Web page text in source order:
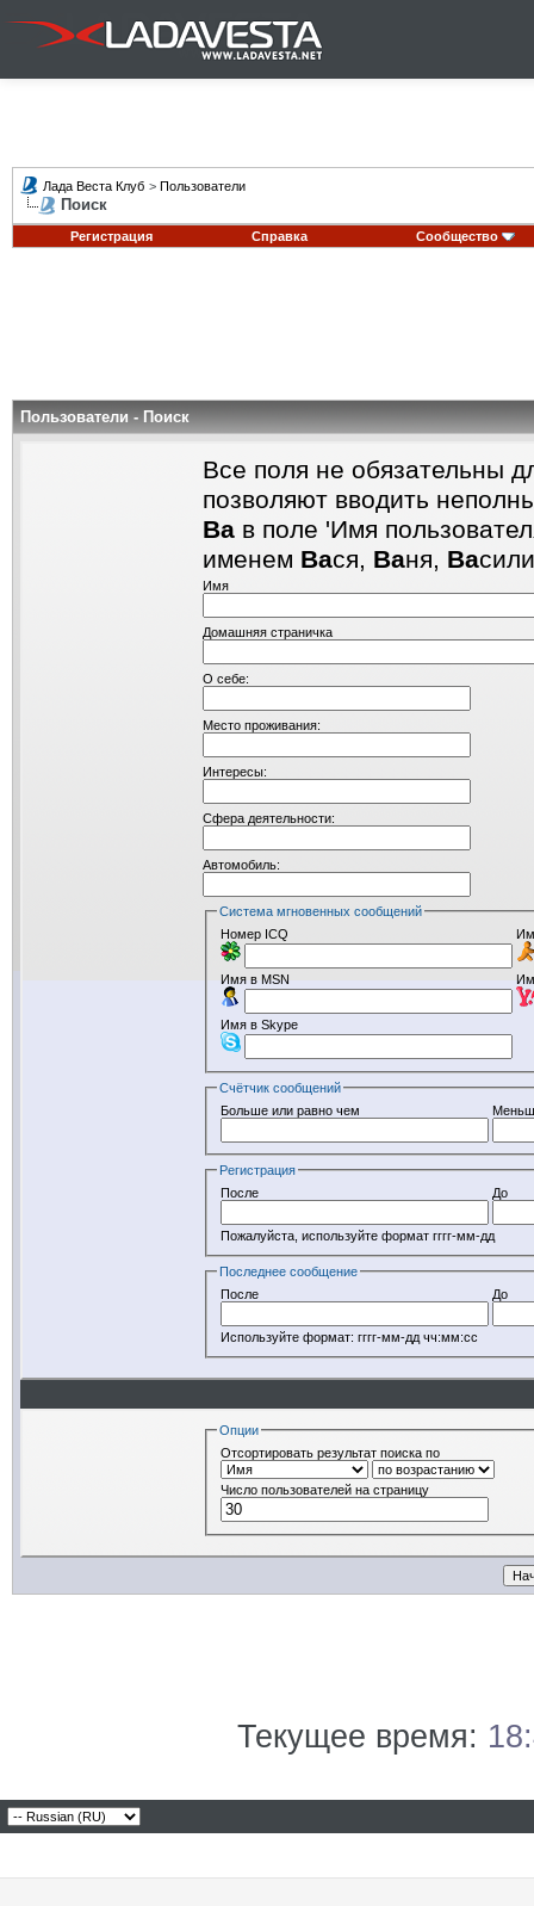
Лада Веста Клуб > Пользователи
Поиск
Регистрация Справка Сообщество
Пользователи - Поиск
Все поля не обязательны
позволяют вводить
Ва в поле 'Имя
именем Вася, Ваня, Ва
Имя
Домашняя страничка
О себе:
Место проживания:
Интересы:
Сфера деятельности:
Автомобиль:
Система мгновенных сообщений
Номер ICQ
Имя в MSN
Имя в Skype
Счётчик сообщений
Больше или равно чем
Регистрация
После
До
Пожалуйста, используйте формат гггг-мм-дд
Последнее сообщение
После
До
Используйте формат: гггг-мм-дд чч:мм:сс
Опции
Отсортировать результат поиска по
Число пользователей на страницу
Текущее время: